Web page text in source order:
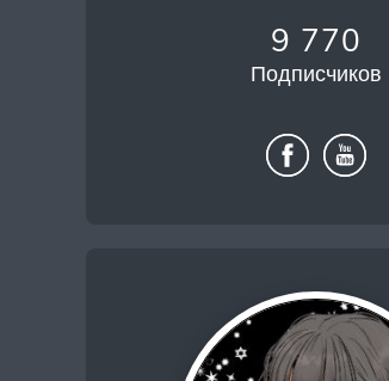
9 770
Подписчиков